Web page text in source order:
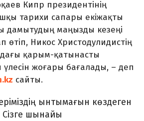
Кипр президентінің
тарихи сапары екіжақты
дамытудың маңызды кезеңі
өтіп, Никос Христодулидистің
қарым-қатынасты
үлесін жоғары бағалады, – деп
сайты.
ынтымағын көздеген
Сізге шынайы